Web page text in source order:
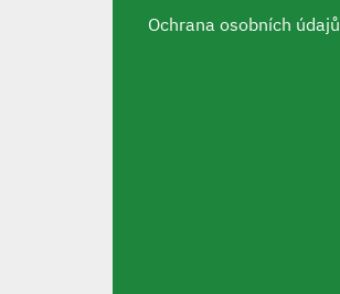
Ochrana osobních údajů